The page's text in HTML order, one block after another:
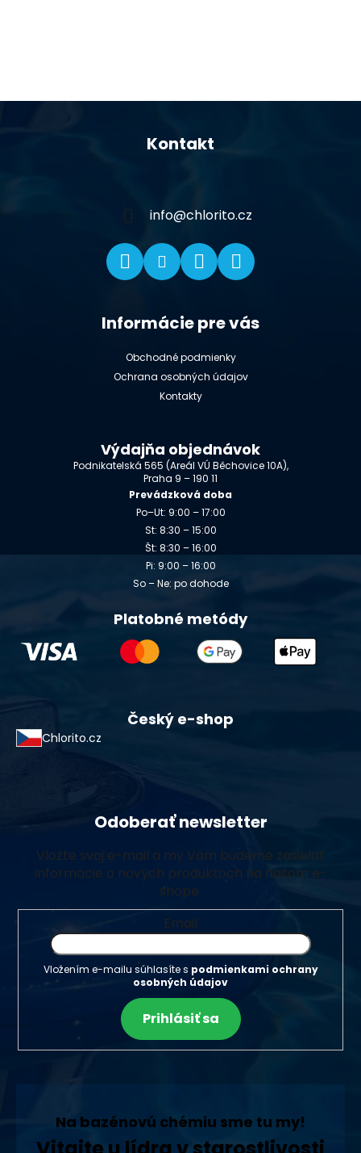
Z
Kontakt
info@chlorito.cz
Informácie pre vás
Obchodné podmienky
Ochrana osobných údajov
Kontakty
Výdajňa objednávok
Podnikatelská 565 (Areál VÚ Běchovice 10A),
Praha 9 – 190 11
Prevádzková doba
Po–Ut: 9:00 – 17:00
St: 8:30 – 15:00
Št: 8:30 – 16:00
Pi: 9:00 – 16:00
So – Ne: po dohode
Platobné metódy
Český e-shop
Chlorito.cz
Odoberať newsletter
Vložte svoj e-mail a my Vám budeme zasielať
informácie o nových produktoch na našom e-
shope.
Email
Vložením e-mailu súhlasíte s podmienkami ochrany
osobných údajov
Prihlásiť sa
Na bazénovú chémiu sme tu my!